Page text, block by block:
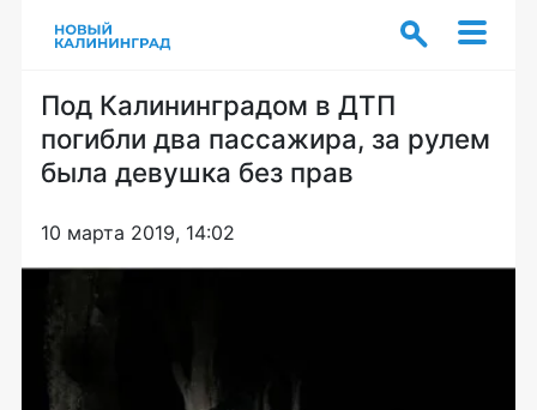
Под Калининградом в ДТП
погибли два пассажира, за рулем
была девушка без прав
10 марта 2019, 14:02